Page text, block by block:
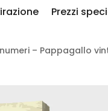
Prezzi
– Pappagallo